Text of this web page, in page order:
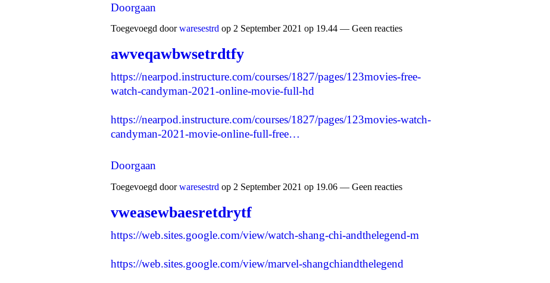
Doorgaan
Toegevoegd doorwaresestrd op 2 September 2021 op 19.44 — Geen reacties
awveqawbwsetrdtfy
https://nearpod.instructure.com/courses/1827/pages/123movies-free-
watch-candyman-2021-online-movie-full-hd
https://nearpod.instructure.com/courses/1827/pages/123movies-watch-
candyman-2021-movie-online-full-free…
Doorgaan
Toegevoegd doorwaresestrd op 2 September 2021 op 19.06 — Geen reacties
vweasewbaesretdrytf
https://web.sites.google.com/view/watch-shang-chi-andthelegend-m
https://web.sites.google.com/view/marvel-shangchiandthelegend